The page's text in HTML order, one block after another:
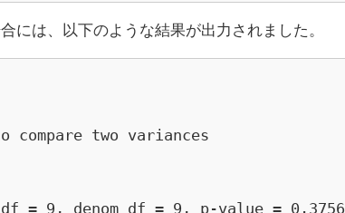
には、以下のような結果が出力されました。
df = 9, denom df = 9, p-value = 0.3756